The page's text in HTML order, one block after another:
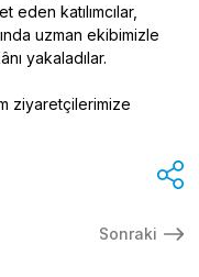
eden katılımcılar,
uzman ekibimizle
yakaladılar.
ziyaretçilerimize
Sonraki